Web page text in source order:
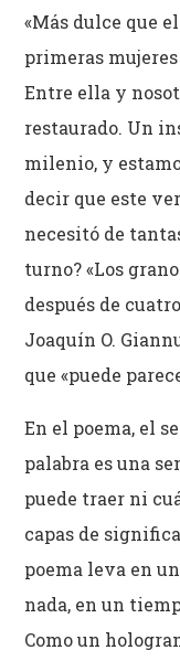
«Más dulce que
primeras
Entre ella y
restaurado. Un
milenio, y
decir que este
necesitó de
turno? «Los
después de
Joaquín O.
que «puede
En el poema, el
palabra es una
puede traer ni
capas de
poema leva en
nada, en un
Como un